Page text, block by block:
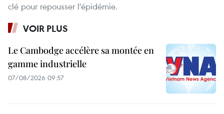
clé pour repousser l'épidémie.
VOIR PLUS
Le Cambodge accélère sa montée en
gamme industrielle
07/08/2026 09:57